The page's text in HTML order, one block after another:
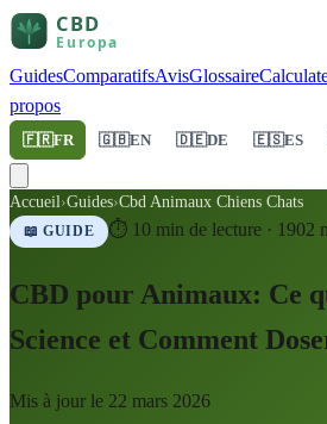
GuidesComparatifsAvisGlossaire
propos
🇫🇷FR 🇬🇧EN 🇩🇪DE 🇪🇸ES
Accueil›Guides›Cbd Animaux Chiens Chats
📖 GUIDE ⏱ 10 min de lecture · 1902
CBD pour Animaux: Ce
Science et Comment
Mis à jour le 22 mars 2026